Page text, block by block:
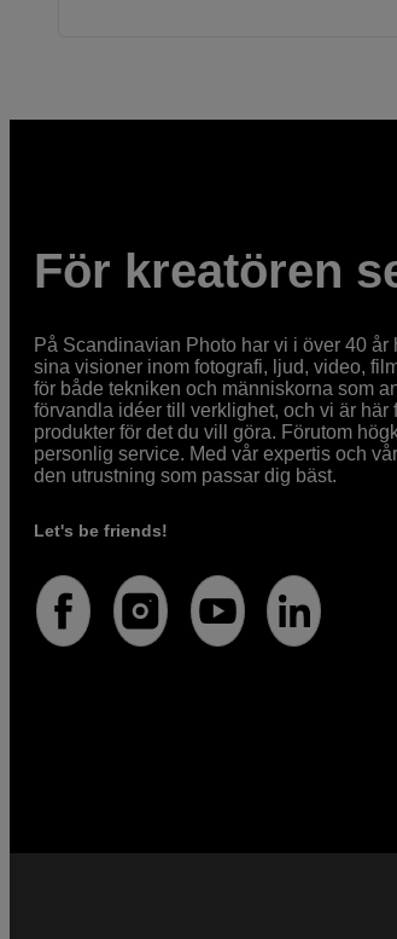
För kreatören
På Scandinavian Photo har vi i över 40
sina visioner inom fotografi, ljud, video,
för både tekniken och människorna som
förvandla idéer till verklighet, och vi är här
produkter för det du vill göra. Förutom
personlig service. Med vår expertis och
den utrustning som passar dig bäst.
Let's be friends!